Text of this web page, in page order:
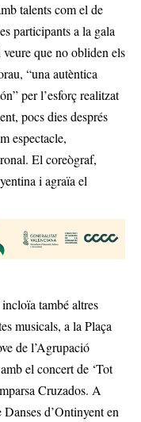
talents com el de
participants a la gala
que no obliden els
“una autèntica
per l’esforç realitzat
pocs dies després
espectacle,
El coreògraf,
i agraïa el
també altres
musicals, a la Plaça
de l’Agrupació
el concert de ‘Tot
Cruzados. A
d’Ontinyent en